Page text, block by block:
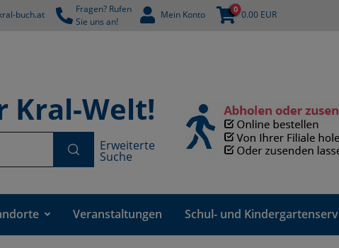
buch.at
Fragen? Rufen
Sie uns an!
Mein Konto 0 0.00EUR
Kral-Welt!
Erweiterte
Suche
Veranstaltungen Schul- und